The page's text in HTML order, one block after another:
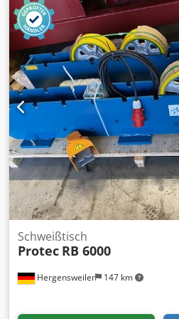
85 A2 (10 Stück) Kerzen: Anzahl:
Maschenweite: 5 x 3 mm (Länge
Zulässiger Betriebsüberdruck
Zulässige Betriebstemperatur
Maße: Höhe: ca. 1,78 m Chsdpfx
56 cm Gewicht: ca. 150 kg In
Hergensweiler 147 km
Schweißtisch
Protec RB 6000